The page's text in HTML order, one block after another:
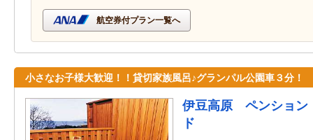
航空券付プラン一覧へ
小さなお子様大歓迎！！貸切家族風呂♪グランパル公園車３分！
伊豆高原 ペンショ
ド